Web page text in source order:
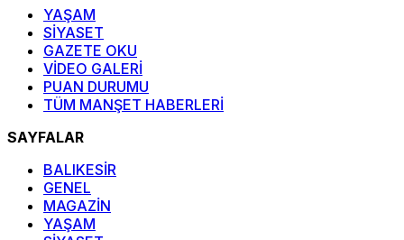
YAŞAM
SİYASET
GAZETE OKU
VİDEO GALERİ
PUAN DURUMU
TÜM MANŞET HABERLERİ
SAYFALAR
BALIKESİR
GENEL
MAGAZİN
YAŞAM